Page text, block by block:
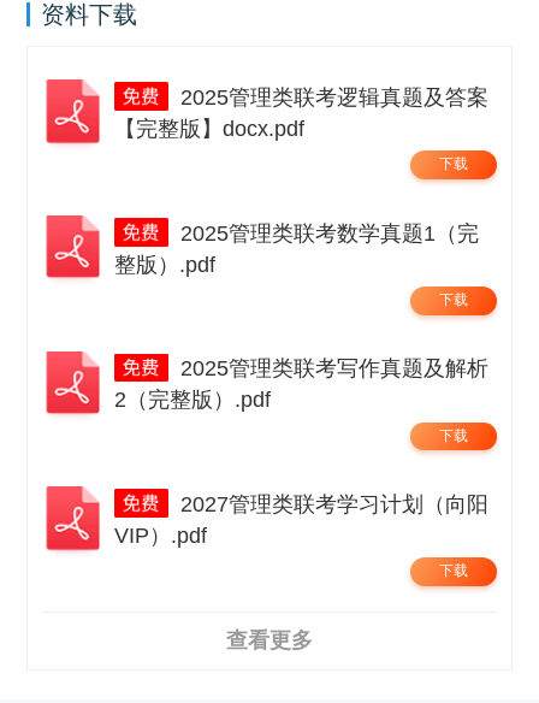
资料下载
【完整版】docx.pdf
下载
整版）.pdf
下载
2（完整版）.pdf
下载
VIP）.pdf
下载
查看更多